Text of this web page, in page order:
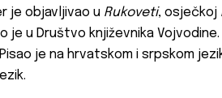
je objavljivao u Rukoveti, osječkoj
je u Društvo književnika
je na hrvatskom i srpskom